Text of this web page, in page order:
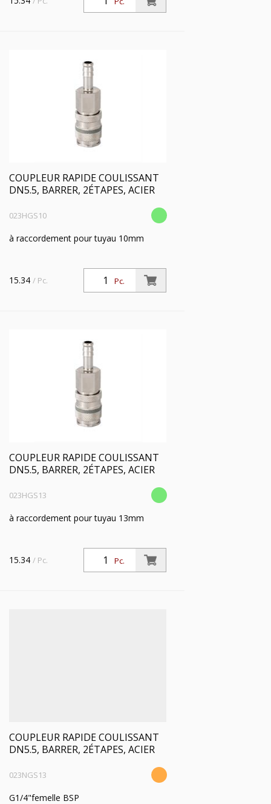
COUPLEUR RAPIDE COULISSANT
DN5.5, BARRER, 2ÉTAPES, ACIER
023HGS10
à raccordement pour tuyau 10mm
Pc.
15.34 / Pc.
COUPLEUR RAPIDE COULISSANT
DN5.5, BARRER, 2ÉTAPES, ACIER
023HGS13
à raccordement pour tuyau 13mm
Pc.
15.34 / Pc.
COUPLEUR RAPIDE COULISSANT
DN5.5, BARRER, 2ÉTAPES, ACIER
023NGS13
G1/4"femelle BSP